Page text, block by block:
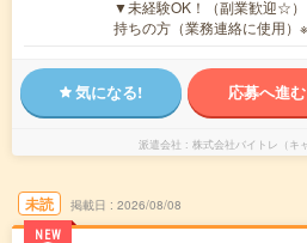
▼未経験OK！（副業歓迎☆
持ちの方（業務連絡に使用
気になる! 応募へ進む
派遣会社 株式会社バイトレ（キ
未読
NEW
掲載日 2026/08/08